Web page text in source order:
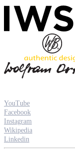
YouTube
Facebook
Instagram
Wikipedia
Linkedin